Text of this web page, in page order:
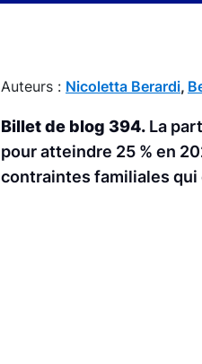
Auteurs : Nicoletta Berardi,
Billet de blog 394. La
pour atteindre 25 % en
contraintes familiales